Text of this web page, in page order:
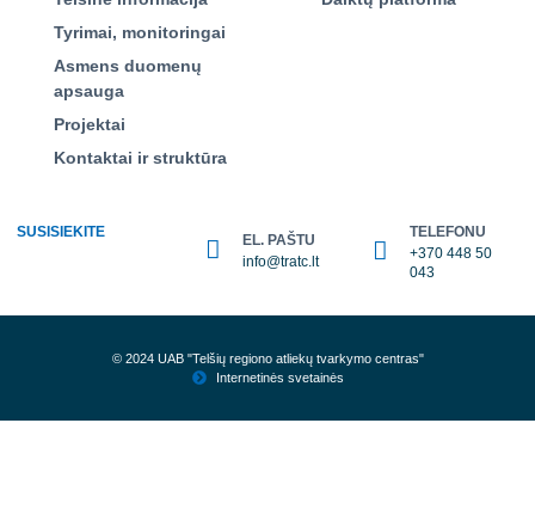
Tyrimai, monitoringai
Asmens duomenų
apsauga
Projektai
Kontaktai ir struktūra
SUSISIEKITE
EL. PAŠTU
info@tratc.lt
TELEFONU
+370 448 50
043
© 2024 UAB "Telšių regiono atliekų tvarkymo centras"
Internetinės svetainės